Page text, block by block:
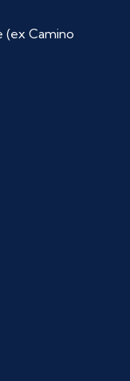
(ex Camino